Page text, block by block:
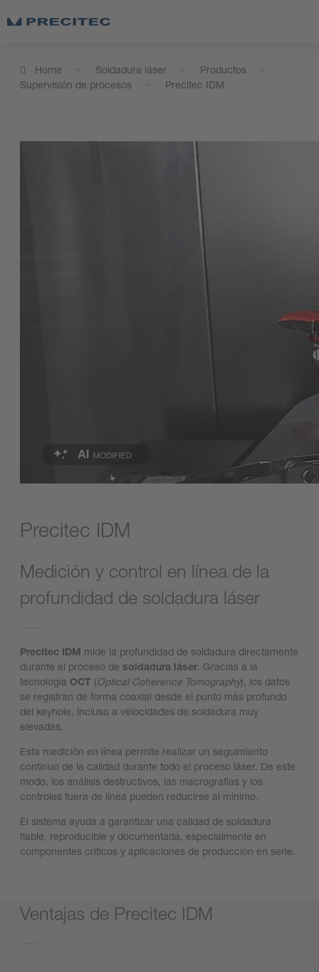
Home Soldadura láser
Productos
Supervisión de procesos
Precitec IDM
Precitec IDM
Medición y control en línea de la
profundidad de soldadura láser
Precitec IDM mide la profundidad de soldadura directamente
durante el proceso de soldadura láser. Gracias a la
tecnología OCT (Optical Coherence Tomography), los datos
se registran de forma coaxial desde el punto más profundo
del keyhole, incluso a velocidades de soldadura muy
elevadas.
Esta medición en línea permite realizar un seguimiento
continuo de la calidad durante todo el proceso láser. De este
modo, los análisis destructivos, las macrografías y los
controles fuera de línea pueden reducirse al mínimo.
El sistema ayuda a garantizar una calidad de soldadura
fiable, reproducible y documentada, especialmente en
componentes críticos y aplicaciones de producción en serie.
Ventajas de Precitec IDM